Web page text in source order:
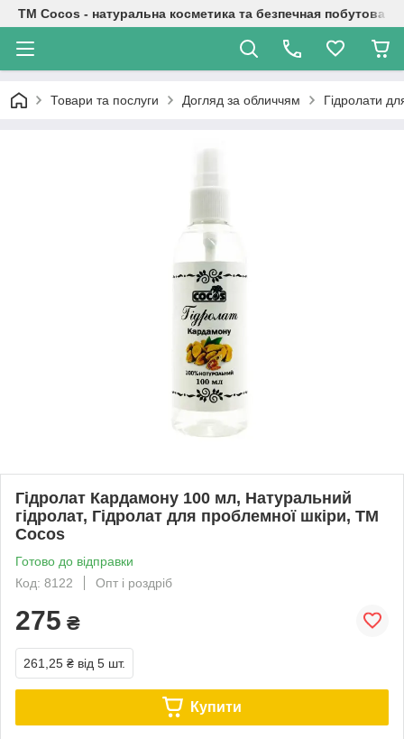
TM Cocos - натуральна косметика та безпечная побутова
Товари та послуги Догляд за обличчям Гідролати
Гідролат Кардамону 100 мл, Натуральний
гідролат, Гідролат для проблемної шкіри, ТМ
Cocos
Готово до відправки
Код: 8122
Опт і роздріб
275 ₴
261,25 ₴ від 5 шт.
Купити